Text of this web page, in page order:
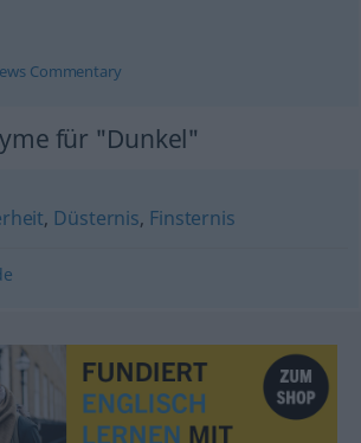
Commentary
für "Dunkel"
, Düsternis, Finsternis